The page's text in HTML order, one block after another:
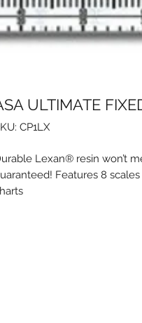
ULTIMATE
CP1LX
Lexan® resin won’t
Features 8